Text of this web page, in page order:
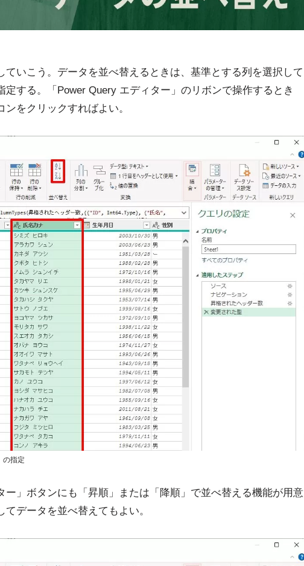
ていこう。データを並べ替えるときは、基準とする列を選択して
定する。「Power Query エディター」のリボンで操作するとき
をクリックすればよい。
の指定
ー」ボタンにも「昇順」または「降順」で並べ替える機能が用意
データを並べ替えてもよい。